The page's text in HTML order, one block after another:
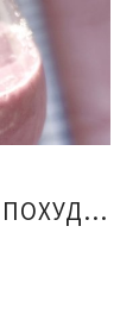
КОКТЕЙЛИ СМУЗИ ДЛЯ ПОХУДЕНИЯ РЕЦЕПТЫ